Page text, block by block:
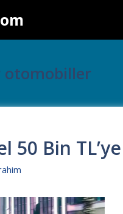
otomobiller
50 Bin